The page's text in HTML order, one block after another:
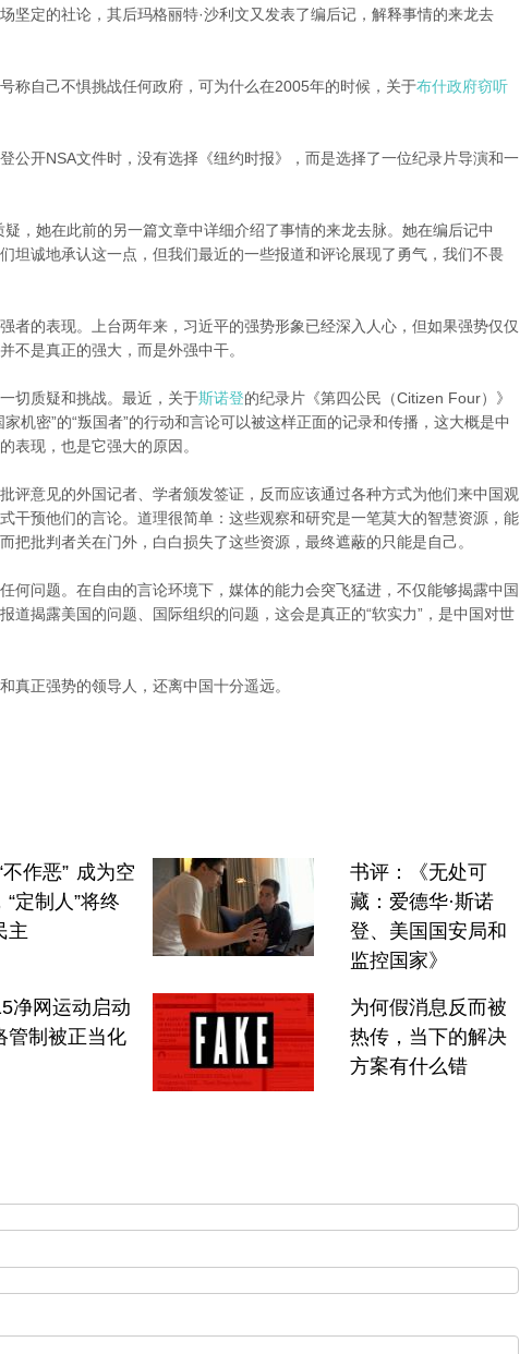
坚定的社论，其后玛格丽特·沙利文又发表了编后记，解释事情的来龙去
称自己不惧挑战任何政府，可为什么在2005年的时候，关于布什政府窃听
公开NSA文件时，没有选择《纽约时报》，而是选择了一位纪录片导演和一
，她在此前的另一篇文章中详细介绍了事情的来龙去脉。她在编后记中
坦诚地承认这一点，但我们最近的一些报道和评论展现了勇气，我们不畏
者的表现。上台两年来，习近平的强势形象已经深入人心，但如果强势仅仅
不是真正的强大，而是外强中干。
切质疑和挑战。最近，关于斯诺登的纪录片《第四公民（Citizen Four）》
机密”的“叛国者”的行动和言论可以被这样正面的记录和传播，这大概是中
表现，也是它强大的原因。
评意见的外国记者、学者颁发签证，反而应该通过各种方式为他们来中国观
干预他们的言论。道理很简单：这些观察和研究是一笔莫大的智慧资源，能
把批判者关在门外，白白损失了这些资源，最终遮蔽的只能是自己。
何问题。在自由的言论环境下，媒体的能力会突飞猛进，不仅能够揭露中国
道揭露美国的问题、国际组织的问题，这会是真正的“软实力”，是中国对世
真正强势的领导人，还离中国十分遥远。
不作恶” 成为空
“定制人”将终
主
书评：《无处可
藏：爱德华·斯诺
登、美国国安局和
监控国家》
净网运动启动
管制被正当化
为何假消息反而被
热传，当下的解决
方案有什么错